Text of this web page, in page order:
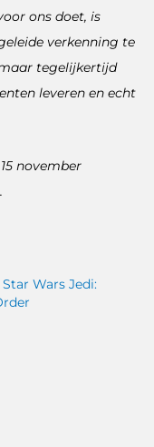
ons doet, is
verkenning te
tegelijkertijd
leveren en echt
november
Star Wars Jedi: